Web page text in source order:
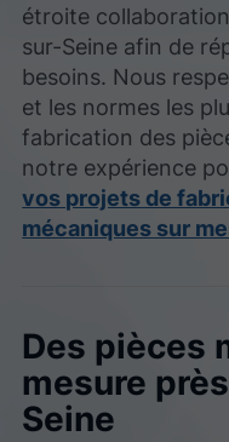
étroite
sur-Seine afin de
besoins. Nous
et les normes les
fabrication des
notre expérience
vos projets de
mécaniques sur
Des pièces
mesure
Seine